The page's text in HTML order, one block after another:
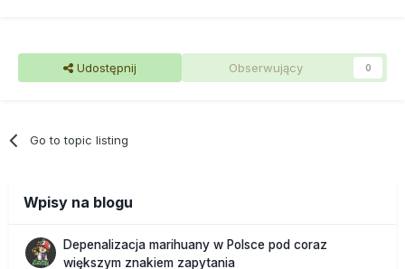
Udostępnij Obserwujący 0
Go to topic listing
Wpisy na blogu
Depenalizacja marihuany w Polsce pod coraz
większym znakiem zapytania